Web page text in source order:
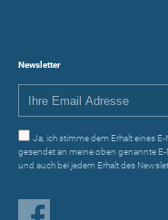
Newsletter
Ja, ich stimme dem Erhalt eines
gesendet an meine oben genannte
und auch bei jedem Erhalt des